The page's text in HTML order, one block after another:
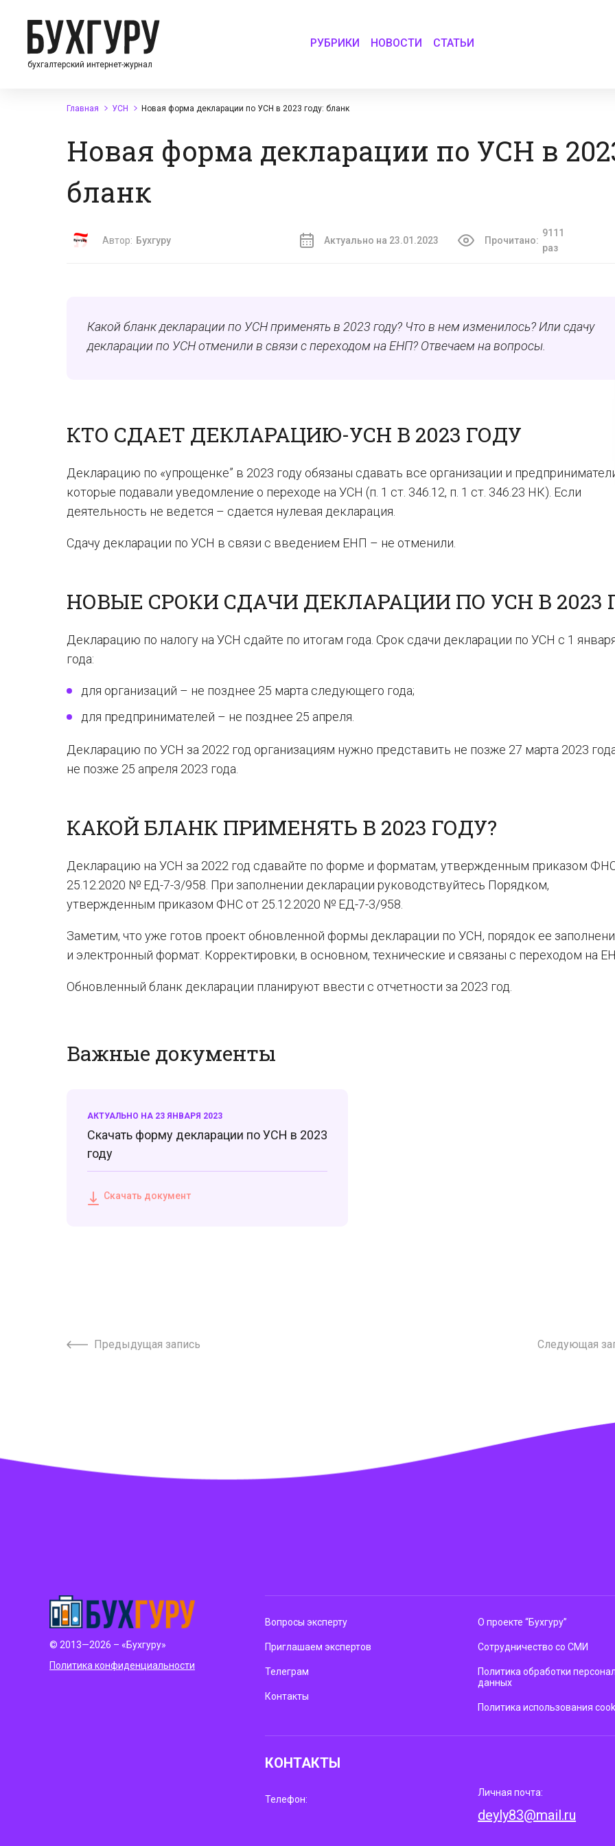
бухгалтерский интернет-журнал
РУБРИКИ НОВОСТИ СТАТЬИ
Главная УСН Новая форма декларации по УСН в 2023 году: бланк
Новая форма декларации по УСН в
бланк
Автор: Бухгуру Актуально на 23.01.2023 Прочитано:
9111
раз
Какой бланк декларации по УСН применять в 2023 году? Что в нем изменилось? Или сдачу
декларации по УСН отменили в связи с переходом на ЕНП? Отвечаем на вопросы.
КТО СДАЕТ ДЕКЛАРАЦИЮ-УСН В 2023 ГОДУ
Декларацию по «упрощенке” в 2023 году обязаны сдавать все организации и
которые подавали уведомление о переходе на УСН (п. 1 ст. 346.12, п. 1 ст. 346.23 НК). Если
деятельность не ведется – сдается нулевая декларация.
Сдачу декларации по УСН в связи с введением ЕНП – не отменили.
НОВЫЕ СРОКИ СДАЧИ ДЕКЛАРАЦИИ ПО УСН В 2023
Декларацию по налогу на УСН сдайте по итогам года. Срок сдачи декларации по УСН с 1
года:
для организаций – не позднее 25 марта следующего года;
для предпринимателей – не позднее 25 апреля.
Декларацию по УСН за 2022 год организациям нужно представить не позже 27 марта 2023
не позже 25 апреля 2023 года.
КАКОЙ БЛАНК ПРИМЕНЯТЬ В 2023 ГОДУ?
Декларацию на УСН за 2022 год сдавайте по форме и форматам, утвержденным приказом
25.12.2020 № ЕД-7-3/958. При заполнении декларации руководствуйтесь Порядком,
утвержденным приказом ФНС от 25.12.2020 № ЕД-7-3/958.
Заметим, что уже готов проект обновленной формы декларации по УСН, порядок ее
и электронный формат. Корректировки, в основном, технические и связаны с переходом на
Обновленный бланк декларации планируют ввести с отчетности за 2023 год.
Важные документы
АКТУАЛЬНО НА 23 ЯНВАРЯ 2023
Скачать форму декларации по УСН в 2023
году
Скачать документ
Предыдущая запись Следующая
© 2013—2026 – «Бухгуру»
Политика конфиденциальности
Вопросы эксперту
Приглашаем экспертов
Телеграм
Контакты
О проекте “Бухгуру”
Сотрудничество со СМИ
Политика обработки
данных
Политика использования
КОНТАКТЫ
Телефон:
Личная почта:
deyly83@mail.ru